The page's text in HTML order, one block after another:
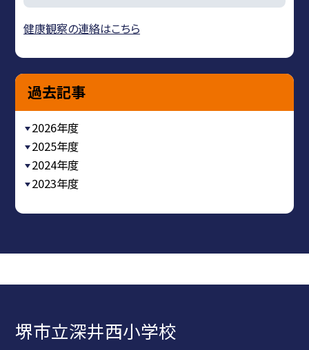
健康観察の連絡はこちら
過去記事
2026年度
2025年度
2024年度
2023年度
堺市立深井西小学校